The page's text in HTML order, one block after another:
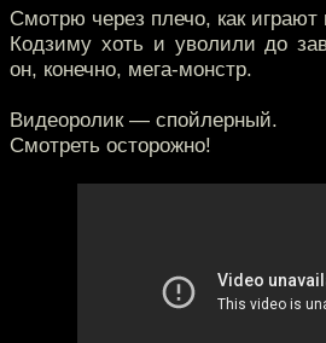
Смотрю через плечо, как играют
Кодзиму хоть и уволили до
он, конечно, мега-монстр.
Видеоролик — спойлерный.
Смотреть осторожно!